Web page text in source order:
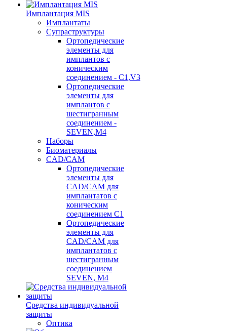
Имплантация MIS
Имплантаты
Супраструктуры
Ортопедические
элементы для
имплантов с
коническим
соединением - C1,V3
Ортопедические
элементы для
имплантов с
шестигранным
соединением -
SEVEN,M4
Наборы
Биоматериалы
CAD/CAM
Ортопедические
элементы для
CAD/CAM для
имплантатов с
коническим
соединением С1
Ортопедические
элементы для
CAD/CAM для
имплантатов с
шестигранным
соединением
SEVEN, М4
Средства индивидуальной
защиты
Оптика